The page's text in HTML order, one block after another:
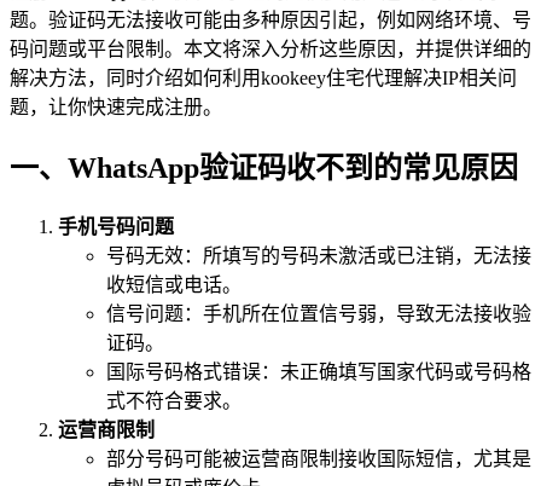
题。验证码无法接收可能由多种原因引起，例如网络环境、号
码问题或平台限制。本文将深入分析这些原因，并提供详细的
解决方法，同时介绍如何利用kookeey住宅代理解决IP相关问
题，让你快速完成注册。
一、WhatsApp验证码收不到的常见原因
手机号码问题
号码无效：所填写的号码未激活或已注销，无法接
收短信或电话。
信号问题：手机所在位置信号弱，导致无法接收验
证码。
国际号码格式错误：未正确填写国家代码或号码格
式不符合要求。
运营商限制
部分号码可能被运营商限制接收国际短信，尤其是